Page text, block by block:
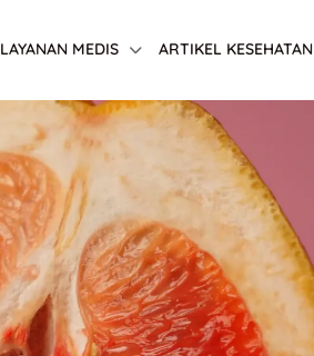
LAYANAN MEDIS ARTIKEL KESEHATAN